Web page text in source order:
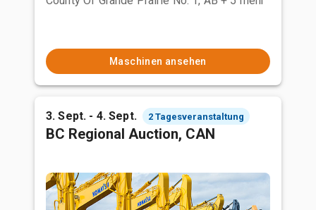
Maschinen ansehen
3. Sept. - 4. Sept. 2 Tagesveranstaltung
BC Regional Auction, CAN